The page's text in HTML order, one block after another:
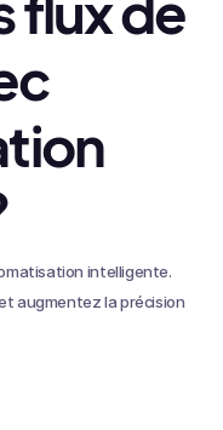
intelligente.
augmentez la précision